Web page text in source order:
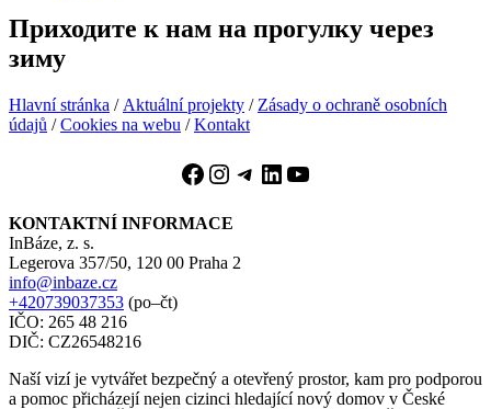
Приходите к нам на прогулку через
зиму
Hlavní stránka / Aktuální projekty / Zásady o ochraně osobních
údajů /Cookies na webu /Kontakt
Facebook
Instagram
Telegram
LinkedIn
YouTube
KONTAKTNÍ INFORMACE
InBáze, z. s.
Legerova 357/50, 120 00 Praha 2
info@inbaze.cz
+420739037353 (po–čt)
IČO: 265 48 216
DIČ: CZ26548216
Naší vizí je vytvářet bezpečný a otevřený prostor, kam pro podporou
a pomoc přicházejí nejen cizinci hledající nový domov v České